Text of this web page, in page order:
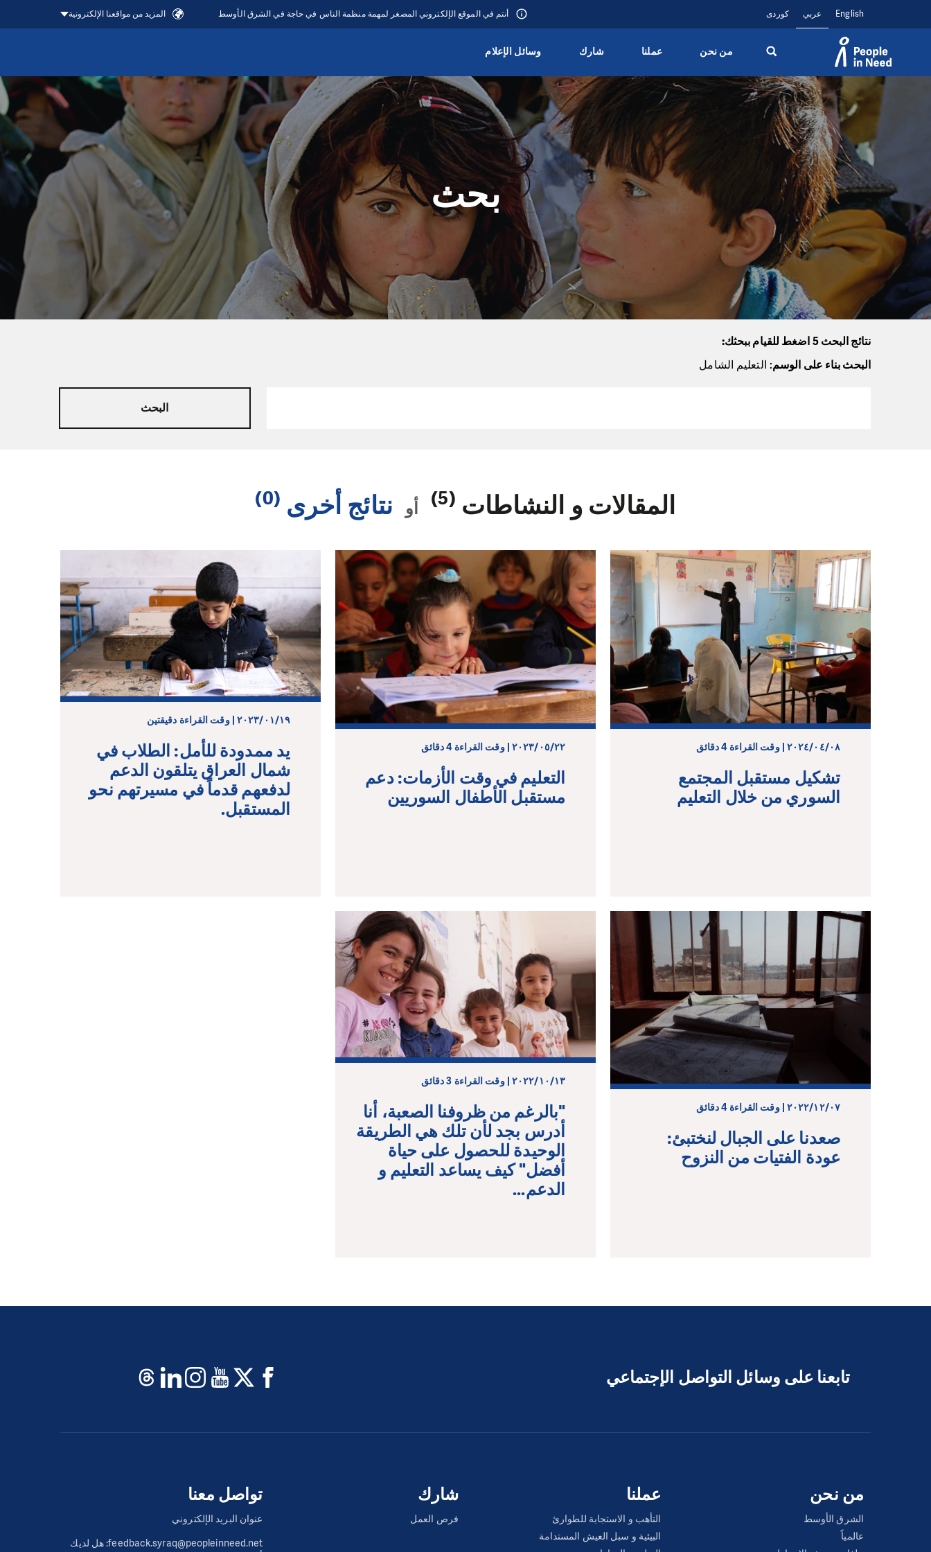
Přeskočit na obsah
أنتم في الموقع الإلكتروني المصغر لمهمة منظمة الناس في حاجة في الشرق الأوسط المزيد من مواقعنا الإلكترونية English عربي کوردی
من نحن عملنا شارك وسائل الإعلام
بحث
نتائج البحث 5 اضغط للقيام ببحثك:
البحث بناء على الوسم: التعليم الشامل
المقالات و النشاطات (5) أو نتائج أخرى (0)
٠٨‏/٠٤‏/٢٠٢٤ | وقت القراءة 4 دقائق
تشكيل مستقبل المجتمع
السوري من خلال التعليم
٢٢‏/٠٥‏/٢٠٢٣ | وقت القراءة 4 دقائق
التعليم في وقت الأزمات: دعم
مستقبل الأطفال السوريين
١٩‏/٠١‏/٢٠٢٣ | وقت القراءة دقيقتين
يد ممدودة للأمل: الطلاب في
شمال العراق يتلقون الدعم
لدفعهم قدماً في مسيرتهم نحو
المستقبل.
٠٧‏/١٢‏/٢٠٢٢ | وقت القراءة 4 دقائق
صعدنا على الجبال لنختبئ:
عودة الفتيات من النزوح
١٣‏/١٠‏/٢٠٢٢ | وقت القراءة 3 دقائق
"بالرغم من ظروفنا الصعبة، أنا
أدرس بجد لأن تلك هي الطريقة
الوحيدة للحصول على حياة
أفضل" كيف يساعد التعليم و
الدعم...
تابعنا على وسائل التواصل الإجتماعي
من نحن
الشرق الأوسط
عالمياً
عملنا
التأهب و الاستجابة للطوارئ
البيئية و سبل العيش المستدامة
شارك
فرص العمل
تواصل معنا
عنوان البريد الإلكتروني
feedback.syraq@peopleinneed.net: هل لديك